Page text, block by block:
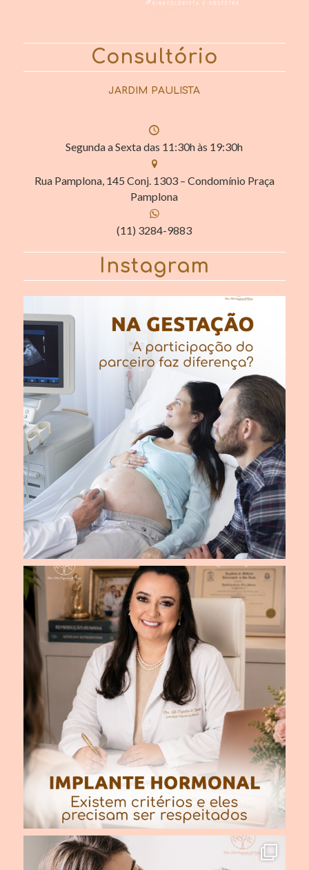
Consultório
JARDIM PAULISTA
Segunda a Sexta das 11:30h às 19:30h
Rua Pamplona, 145 Conj. 1303 – Condomínio Praça
Pamplona
(11) 3284-9883
Instagram